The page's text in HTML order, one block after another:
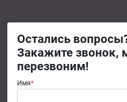
Остались
Закажите звонок,
перезвоним!
Имя*